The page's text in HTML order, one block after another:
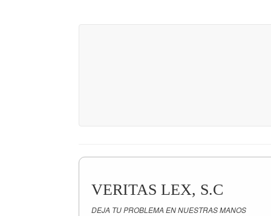
VERITAS LEX, S.C
DEJA TU PROBLEMA EN NUESTRAS MANOS